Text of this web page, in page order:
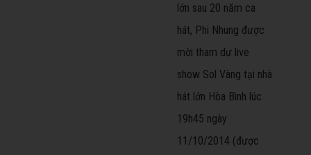
lớn sau 20 năm ca
hát, Phi Nhung được
mời tham dự live
show Sol Vàng tại nhà
hát lớn Hòa Bình lúc
19h45 ngày
11/10/2014 (được